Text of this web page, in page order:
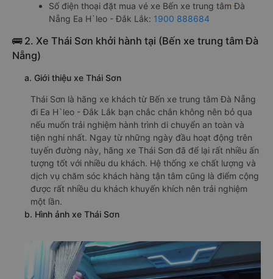
Số điện thoại đặt mua vé xe Bến xe trung tâm Đà
Nẵng Ea H`leo - Đắk Lắk: 1900 888684
🚌 2. Xe Thái Sơn khởi hành tại (Bến xe trung tâm Đà
Nẵng)
a. Giới thiệu xe Thái Sơn
Thái Sơn là hãng xe khách từ Bến xe trung tâm Đà Nẵng
đi Ea H`leo - Đắk Lắk bạn chắc chắn không nên bỏ qua
nếu muốn trải nghiệm hành trình di chuyển an toàn và
tiện nghi nhất. Ngay từ những ngày đầu hoạt động trên
tuyến đường này, hãng xe Thái Sơn đã để lại rất nhiều ấn
tượng tốt với nhiều du khách. Hệ thống xe chất lượng và
dịch vụ chăm sóc khách hàng tận tâm cũng là điểm cộng
được rất nhiều du khách khuyến khích nên trải nghiệm
một lần.
b. Hình ảnh xe Thái Sơn